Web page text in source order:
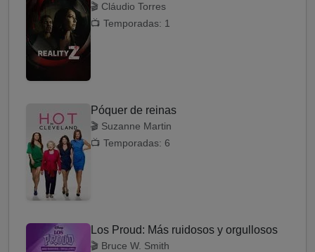
🎬 Cláudio Torres
📺 Temporadas: 1
Póquer de reinas
🎬 Suzanne Martin
📺 Temporadas: 6
Los Proud: Más ruidosos y orgullosos
🎬 Bruce W. Smith